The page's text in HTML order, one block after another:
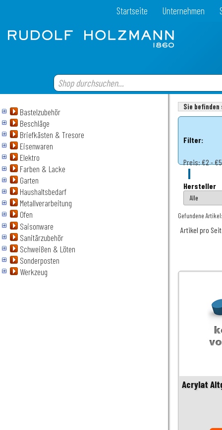
Startseite Unternehmen
Bastelzubehör
Beschläge
Briefkästen & Tresore
Eisenwaren
Elektro
Farben & Lacke
Garten
Haushaltsbedarf
Metallverarbeitung
Ofen
Saisonware
Sanitärzubehör
Schweißen & Löten
Sonderposten
Werkzeug
Sie
Filter:
Preis:€2 -
Hersteller
Gefundene
Artikel pro
Acrylat